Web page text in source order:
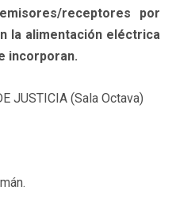
receptores por
la alimentación eléctrica
incorporan.
JUSTICIA (Sala Octava)